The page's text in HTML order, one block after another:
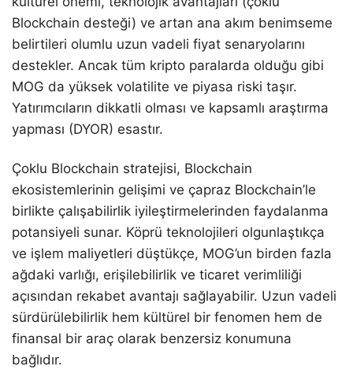
Blockchain desteği) ve artan ana akım benimseme
belirtileri olumlu uzun vadeli fiyat senaryolarını
destekler. Ancak tüm kripto paralarda olduğu gibi
MOG da yüksek volatilite ve piyasa riski taşır.
Yatırımcıların dikkatli olması ve kapsamlı araştırma
yapması (DYOR) esastır.
Çoklu Blockchain stratejisi, Blockchain
ekosistemlerinin gelişimi ve çapraz Blockchain’le
birlikte çalışabilirlik iyileştirmelerinden faydalanma
potansiyeli sunar. Köprü teknolojileri olgunlaştıkça
ve işlem maliyetleri düştükçe, MOG’un birden fazla
ağdaki varlığı, erişilebilirlik ve ticaret verimliliği
açısından rekabet avantajı sağlayabilir. Uzun vadeli
sürdürülebilirlik hem kültürel bir fenomen hem de
finansal bir araç olarak benzersiz konumuna
bağlıdır.